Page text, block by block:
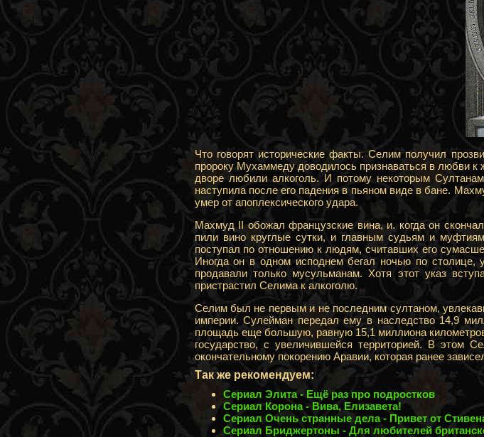
Что говорят исторические факты. Селим получил
пророку Мухаммеду доводилось признаваться в любви
дворе любили алкоголь. И потому некоторым
наступила после его падения в пьяном виде в бане.
умер от апоплексического удара.
Махмуд II обожал французские вина, и. когда он
пили вино круглые сутки, и главным судьям и
поступал по отношению к людям, считавших его
Иногда он в одном исподнем бегал ночью по столице,
продавали только мусульманам. Хотя этот указ
пристрастил Селима к алкоголю.
Селим был не первым и не последним султаном,
империи. Сулейман передал ему в наследство 14,9
площадь еще большую, равную 15,1 миллиона
государство, с увеличившейся территорией. В этом
окончательному покорению Аравии, которая ранее
Так же рекомендуем:
Сериал Элита - Ещё раз про подростков
Сериал Корона - Вива, Елизавета!
Сериал Очень странные дела - Привет от
Сериал Бриджертоны - Для любителей